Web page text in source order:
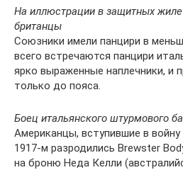
На иллюстрации в защитных
британцы
Союзники имели панцири в
всего встречаются панцири
ярко выраженные наплечники, и
только до пояса.
Боец итальянского штурмового
Американцы, вступившие в
1917-м разродились Brewster
на броню Неда Келли